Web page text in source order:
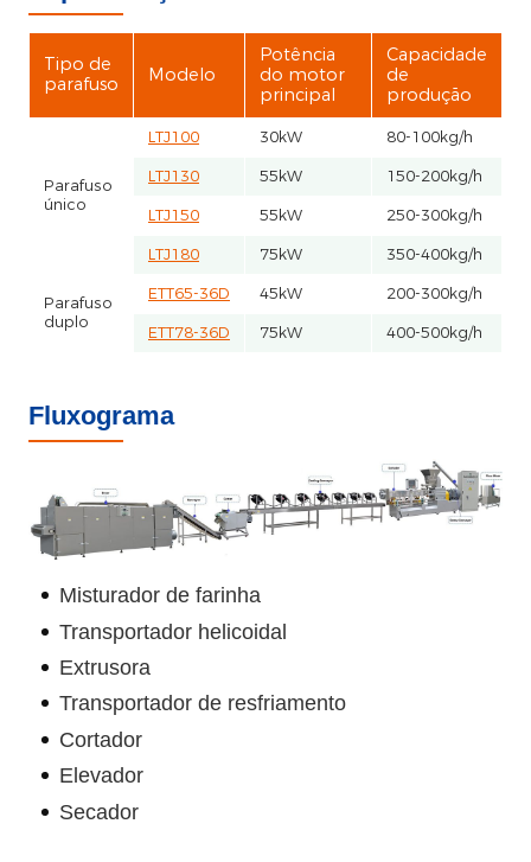
Tipo de
parafuso
Modelo
Potência
do motor
principal
Capacidade
de
produção
Parafuso
único
LTJ100 30kW 80-100kg/h
LTJ130 55kW 150-200kg/h
LTJ150 55kW 250-300kg/h
LTJ180 75kW 350-400kg/h
Parafuso
duplo
ETT65-36D 45kW 200-300kg/h
ETT78-36D 75kW 400-500kg/h
Fluxograma
Misturador de farinha
Transportador helicoidal
Extrusora
Transportador de resfriamento
Cortador
Elevador
Secador